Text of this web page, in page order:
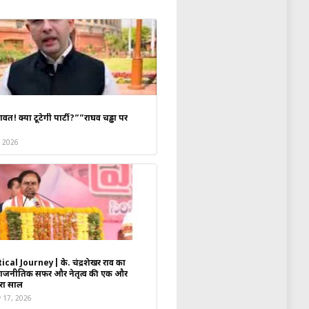
से महात्मा मंदिरतक) का उद्घाटन
वार्ता करेंगे।
पतंग महोत्सव’का आनंद
के माध्यम से भारत की सांस्कृतिक और
क्या टूटेगी पार्टी?””राघव चड्ढा पर
2026
Journey| के. चंद्रशेखर राव का
सफर और नेतृत्व की एक और
साल
17, 2026